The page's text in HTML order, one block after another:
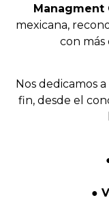
Managment
mexicana,
con más
Nos dedicamos a
fin, desde el
●